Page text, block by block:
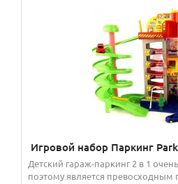
Игровой набор Паркинг
Детский гараж-паркинг 2 в 1
поэтому является